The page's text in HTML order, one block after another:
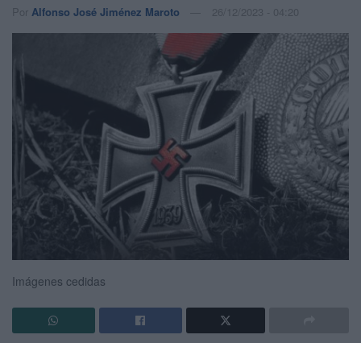
Por Alfonso José Jiménez Maroto 26/12/2023 - 04:20
Imágenes cedidas